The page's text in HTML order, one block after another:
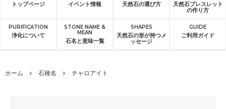
トップページ イベント情報 天然石の選び方
天然石ブレスレット
の作り方
PURIFICATION
浄化について
STONE NAME &
MEAN
石名と意味一覧
SHAPES
天然石の形が持つメ
ッセージ
GUIDE
ご利用ガイド
ホーム 石種名 チャロアイト